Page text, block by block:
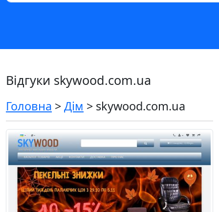
Відгуки skywood.com.ua
Головна >Дім > skywood.com.ua